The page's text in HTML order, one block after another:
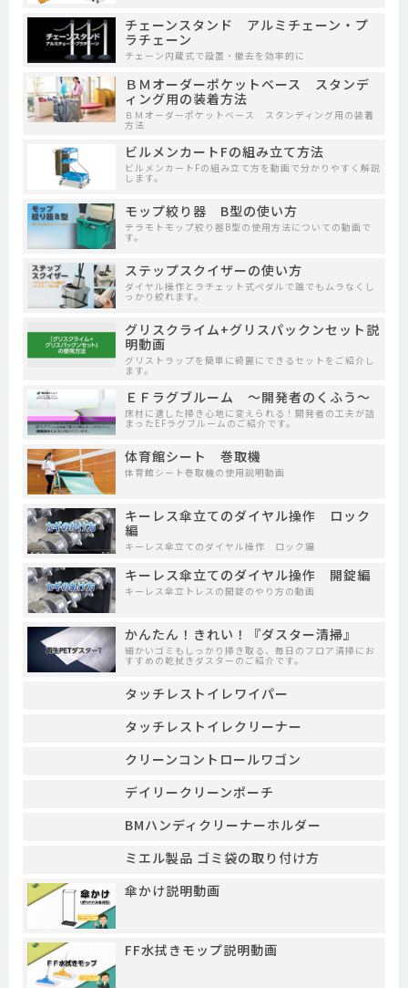
チェーンスタンド アルミチェーン・プ
ラチェーン
チェーン内蔵式で設置・撤去を効率的に
ＢＭオーダーポケットベース スタンデ
ィング用の装着方法
ＢＭオーダーポケットベース スタンディング用の装着
方法
ビルメンカートFの組み立て方法
ビルメンカートFの組み立て方を動画で分かりやすく解説
します。
モップ絞り器 B型の使い方
テラモトモップ絞り器B型の使用方法についての動画で
す。
ステップスクイザーの使い方
ダイヤル操作とラチェット式ペダルで誰でもムラなくし
っかり絞れます。
グリスクライム+グリスパックンセット説
明動画
グリストラップを簡単に綺麗にできるセットをご紹介し
ます。
ＥＦラグブルーム ～開発者のくふう～
床材に適した掃き心地に変えられる！開発者の工夫が詰
まったEFラグブルームのご紹介です。
体育館シート 巻取機
体育館シート巻取機の使用説明動画
キーレス傘立てのダイヤル操作 ロック
編
キーレス傘立てのダイヤル操作 ロック編
キーレス傘立てのダイヤル操作 開錠編
キーレス傘立トレスの開錠のやり方の動画
かんたん！きれい！『ダスター清掃』
細かいゴミもしっかり掃き取る、毎日のフロア清掃にお
すすめの乾拭きダスターのご紹介です。
タッチレストイレワイパー
タッチレストイレクリーナー
クリーンコントロールワゴン
デイリークリーンポーチ
BMハンディクリーナーホルダー
ミエル製品 ゴミ袋の取り付け方
傘かけ説明動画
FF水拭きモップ説明動画